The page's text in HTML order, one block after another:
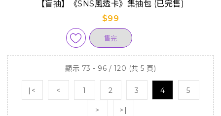
【盲抽】《SNS風透卡》集抽包 (已完售)
$99
售完
顯示 73 - 96 / 120 (共 5 頁)
|< < 1 2 3 4 5
> >|